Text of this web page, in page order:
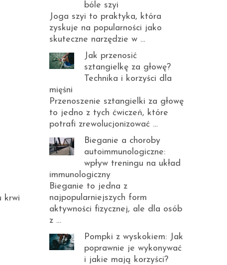
krwi
bóle szyi
Joga szyi to praktyka, która
zyskuje na popularności jako
skuteczne narzędzie w …
Jak przenosić
sztangielkę za głowę?
Technika i korzyści dla
mięśni
Przenoszenie sztangielki za głowę
to jedno z tych ćwiczeń, które
potrafi zrewolucjonizować …
Bieganie a choroby
autoimmunologiczne:
wpływ treningu na układ
immunologiczny
Bieganie to jedna z
najpopularniejszych form
aktywności fizycznej, ale dla osób
z …
Pompki z wyskokiem: Jak
poprawnie je wykonywać
i jakie mają korzyści?